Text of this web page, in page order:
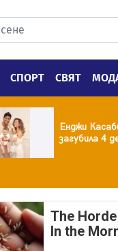
СПОРТ СВЯТ
Енджи
загубила 4
The
In the